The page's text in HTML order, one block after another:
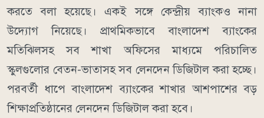
করতে বলা হয়েছে। একই সঙ্গে কেন্দ্রীয় ব্যাংকও নানা
উদ্যোগ নিয়েছে। প্রাথমিকভাবে বাংলাদেশ ব্যাংকের
মতিঝিলসহ সব শাখা অফিসের মাধ্যমে পরিচালিত
স্কুলগুলোর বেতন-ভাতাসহ সব লেনদেন ডিজিটাল করা হচ্ছে।
পরবর্তী ধাপে বাংলাদেশ ব্যাংকের শাখার আশপাশের বড়
শিক্ষাপ্রতিষ্ঠানের লেনদেন ডিজিটাল করা হবে।